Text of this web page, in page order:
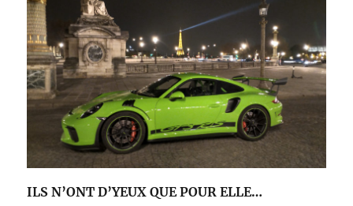
ILS N’ONT D’YEUX QUE POUR ELLE…